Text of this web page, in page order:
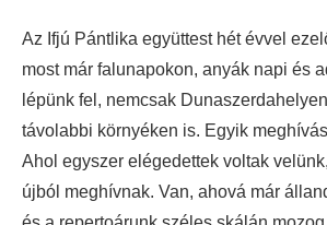
Az Ifjú Pántlika együttest hét évvel
most már falunapokon, anyák napi és
lépünk fel, nemcsak
távolabbi környéken is. Egyik
Ahol egyszer elégedettek voltak
újból meghívnak. Van, ahová már